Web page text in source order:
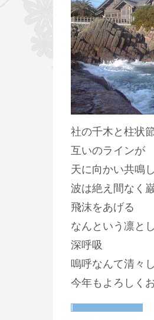
社の千木と柱状
互いのラインが
天に向かい共鳴
波は絶え間なく
飛沫をあげる
なんという凛と
深呼吸
嗚呼なんて清々
今年もよろしく